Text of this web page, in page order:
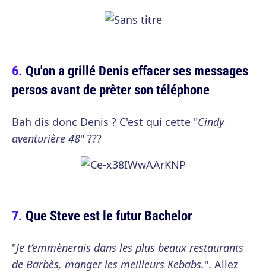
Qu'on a grillé Denis effacer ses messages
persos avant de prêter son téléphone
Bah dis donc Denis ? C'est qui cette "Cindy
aventurière 48" ???
Que Steve est le futur Bachelor
"Je t’emmènerais dans les plus beaux restaurants
de Barbès, manger les meilleurs Kebabs.". Allez